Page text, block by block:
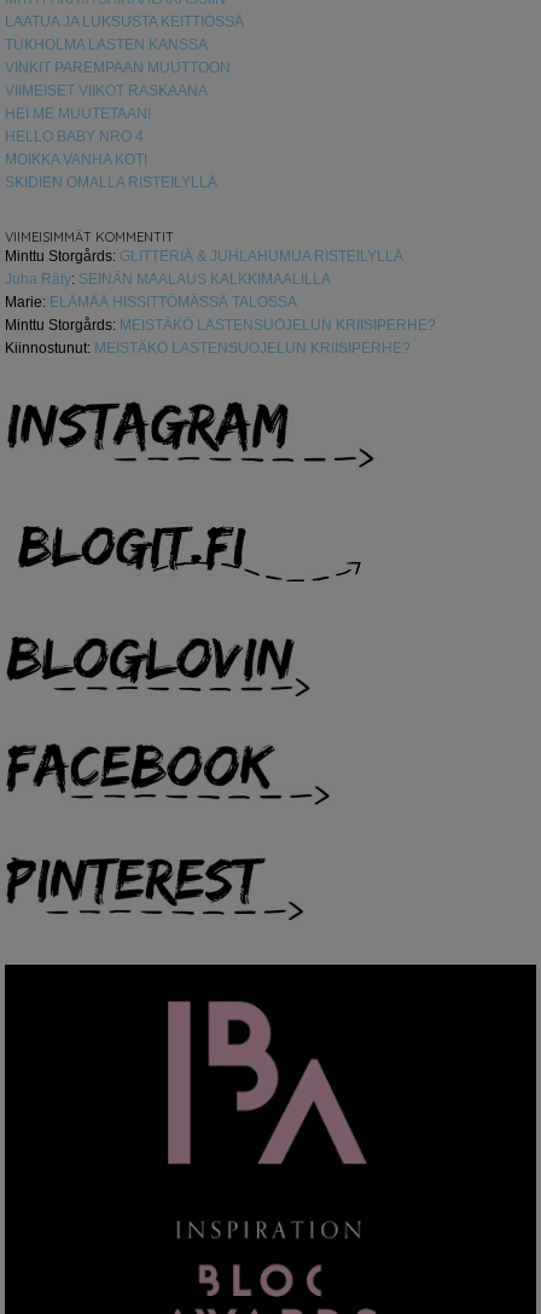
LAATUA JA LUKSUSTA KEITTIÖSSÄ
TUKHOLMA LASTEN KANSSA
VINKIT PAREMPAAN MUUTTOON
VIIMEISET VIIKOT RASKAANA
HEI ME MUUTETAAN!
HELLO BABY NRO 4
MOIKKA VANHA KOTI
SKIDIEN OMALLA RISTEILYLLÄ
VIIMEISIMMÄT KOMMENTIT
Minttu Storgårds: GLITTERIÄ & JUHLAHUMUA RISTEILYLLÄ
Juha Räty: SEINÄN MAALAUS KALKKIMAALILLA
Marie: ELÄMÄÄ HISSITTÖMÄSSÄ TALOSSA
Minttu Storgårds: MEISTÄKÖ LASTENSUOJELUN KRIISIPERHE?
Kiinnostunut: MEISTÄKÖ LASTENSUOJELUN KRIISIPERHE?